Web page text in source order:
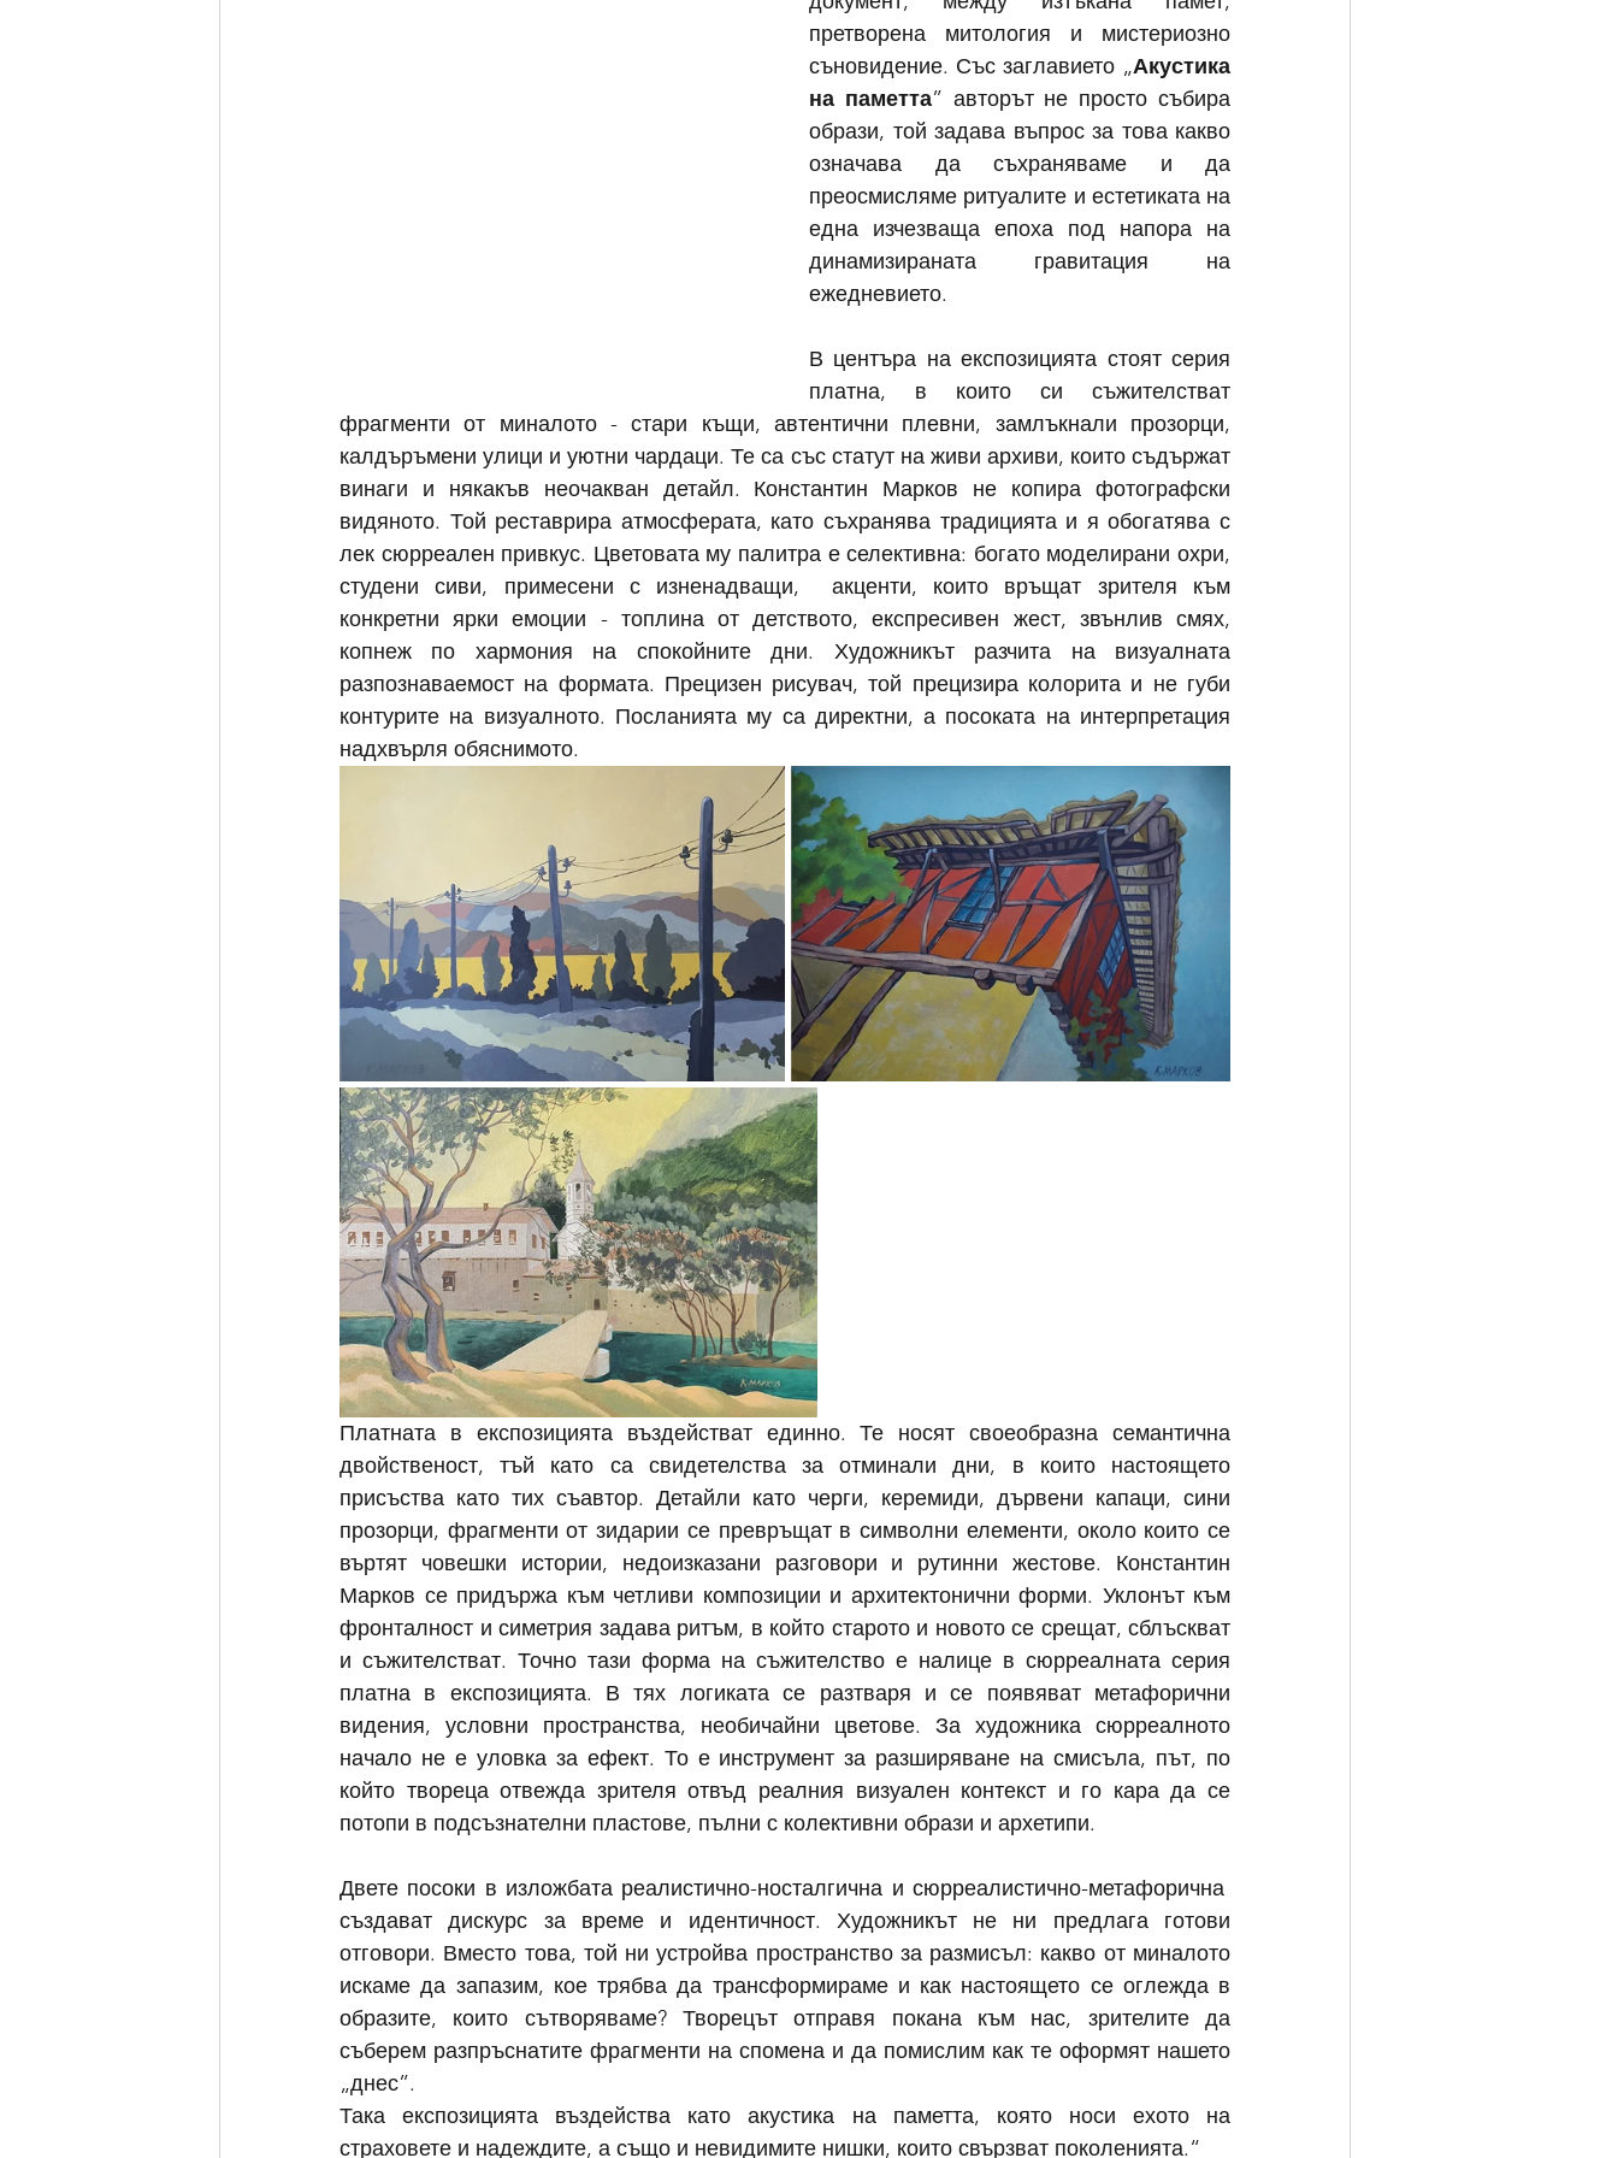
претворена митология и мистериозно
съновидение. Със заглавието „Акустика
на паметта” авторът не просто събира
образи, той задава въпрос за това какво
означава да съхраняваме и да
преосмисляме ритуалите и естетиката на
една изчезваща епоха под напора на
динамизираната гравитация на
ежедневието.
В центъра на експозицията стоят серия
платна, в които си съжителстват
фрагменти от миналото - стари къщи, автентични плевни, замлъкнали прозорци,
калдъръмени улици и уютни чардаци. Те са със статут на живи архиви, които съдържат
винаги и някакъв неочакван детайл. Константин Марков не копира фотографски
видяното. Той реставрира атмосферата, като съхранява традицията и я обогатява с
лек сюрреален привкус. Цветовата му палитра е селективна: богато моделирани охри,
студени сиви, примесени с изненадващи,  акценти, които връщат зрителя към
конкретни ярки емоции - топлина от детството, експресивен жест, звънлив смях,
копнеж по хармония на спокойните дни. Художникът разчита на визуалната
разпознаваемост на формата. Прецизен рисувач, той прецизира колорита и не губи
контурите на визуалното. Посланията му са директни, а посоката на интерпретация
надхвърля обяснимото.
Платната в експозицията въздействат единно. Те носят своеобразна семантична
двойственост, тъй като са свидетелства за отминали дни, в които настоящето
присъства като тих съавтор. Детайли като черги, керемиди, дървени капаци, сини
прозорци, фрагменти от зидарии се превръщат в символни елементи, около които се
въртят човешки истории, недоизказани разговори и рутинни жестове. Константин
Марков се придържа към четливи композиции и архитектонични форми. Уклонът към
фронталност и симетрия задава ритъм, в който старото и новото се срещат, сблъскват
и съжителстват. Точно тази форма на съжителство е налице в сюрреалната серия
платна в експозицията. В тях логиката се разтваря и се появяват метафорични
видения, условни пространства, необичайни цветове. За художника сюрреалното
начало не е уловка за ефект. То е инструмент за разширяване на смисъла, път, по
който твореца отвежда зрителя отвъд реалния визуален контекст и го кара да се
потопи в подсъзнателни пластове, пълни с колективни образи и архетипи.
Двете посоки в изложбата реалистично-носталгична и сюрреалистично-метафорична
създават дискурс за време и идентичност. Художникът не ни предлага готови
отговори. Вместо това, той ни устройва пространство за размисъл: какво от миналото
искаме да запазим, кое трябва да трансформираме и как настоящето се оглежда в
образите, които сътворяваме? Творецът отправя покана към нас, зрителите да
съберем разпръснатите фрагменти на спомена и да помислим как те оформят нашето
„днес”.
Така експозицията въздейства като акустика на паметта, която носи ехото на
страховете и надеждите, а също и невидимите нишки, които свързват поколенията.“